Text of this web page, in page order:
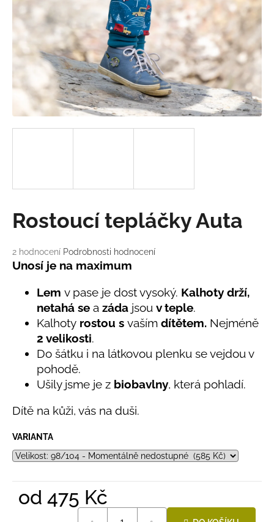
Průměrné
hodnocení
produktu
2 hodnocení Podrobnosti hodnocení
Rostoucí tepláčky Auta
Unosí je na maximum
Lem v pase je dost vysoký. Kalhoty drží,
netahá se a záda jsou v teple.
Kalhoty rostou s vaším dítětem. Nejméně
2 velikosti.
Do šátku i na látkovou plenku se vejdou v
pohodě.
Ušily jsme je z biobavlny, která pohladí.
Dítě na kůži, vás na duši.
VARIANTA
od 475 Kč
a
j
t
p
r
u
LETNÍ
KLOBOUČEK
OUŠKY
30
BÍLÝ
395